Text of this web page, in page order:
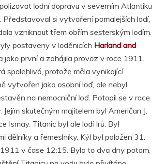
lodní dopravu v severním Atlantiku,
si vytvoření pomalejších lodí,
vzniknout třem obřím sesterským lodím.
postaveny v loděnicích Harland and
první a zahájila provoz v roce 1911.
spolehlivá, protože měla vynikající
vytvořen jako osobní loď, ale nebyl
na nemocniční loď. Potopil se v roce
skutečným majitelem byl Američan J.
Ismay. Titanic byl ale lodí Irů. Byl
dělníky a řemeslníky. Kýl byl položen 31.
v čase 12:15. Bylo to dva dny potom,